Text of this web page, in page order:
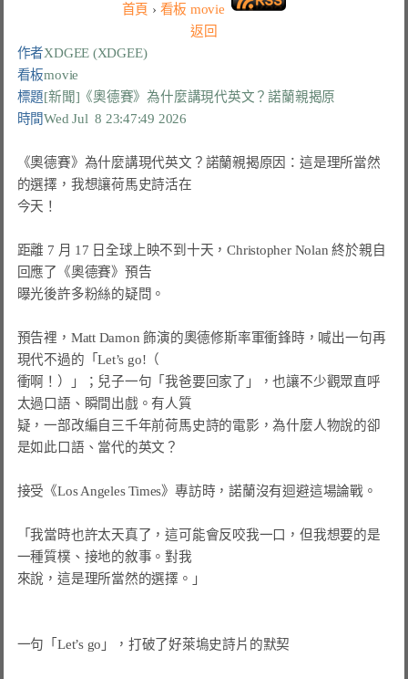
首頁 › 看板 movie
返回
作者XDGEE (XDGEE)
看板movie
標題[新聞]《奧德賽》為什麼講現代英文？諾蘭親揭原
時間Wed Jul  8 23:47:49 2026
《奧德賽》為什麼講現代英文？諾蘭親揭原因：這是理所當然
的選擇，我想讓荷馬史詩活在
今天！
距離 7 月 17 日全球上映不到十天，Christopher Nolan 終於親自
回應了《奧德賽》預告
曝光後許多粉絲的疑問。
預告裡，Matt Damon 飾演的奧德修斯率軍衝鋒時，喊出一句再
現代不過的「Let’s go!（
衝啊！）」；兒子一句「我爸要回家了」，也讓不少觀眾直呼
太過口語、瞬間出戲。有人質
疑，一部改編自三千年前荷馬史詩的電影，為什麼人物說的卻
是如此口語、當代的英文？
接受《Los Angeles Times》專訪時，諾蘭沒有迴避這場論戰。
「我當時也許太天真了，這可能會反咬我一口，但我想要的是
一種質樸、接地的敘事。對我
來說，這是理所當然的選擇。」
一句「Let’s go」，打破了好萊塢史詩片的默契